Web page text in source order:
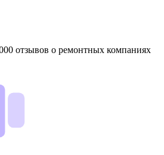
отзывов о ремонтных компаниях